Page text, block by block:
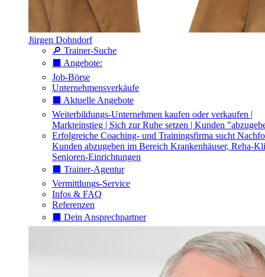
Jürgen Dohndorf
🔎 Trainer-Suche
⬛️ Angebote:
Job-Börse
Unternehmensverkäufe
⬛️ Aktuelle Angebote
Weiterbildungs-Unternehmen kaufen oder verkaufen |
Markteinstieg | Sich zur Ruhe setzen | Kunden
Erfolgreiche Coaching- und Trainingsfirma sucht
Kunden abzugeben im Bereich Krankenhäuser, Reha-
Senioren-Einrichtungen
⬛️ Trainer-Agentur
Vermittlungs-Service
Infos & FAQ
Referenzen
⬛️ Dein Ansprechpartner